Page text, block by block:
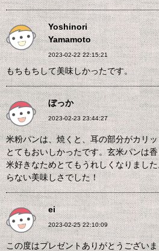
Yoshinori
Yamamoto
2023-02-22 22:15:21
もちもちして美味しかったです。
ぼっか
2023-02-23 23:44:27
米粉パンは、焼くと、耳の部分がカリ
とてもおいしかったです。玄米パンは
米好きなためとてもうれしくなりまし
らない美味しさでした！
ei
2023-02-25 22:10:09
この度はプレゼントありがとうござい